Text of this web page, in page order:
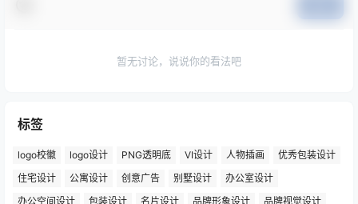
暂无讨论，说说你的看法吧
标签
logo校徽 logo设计 PNG透明底 VI设计 人物插画
优秀包装设计
住宅设计
公寓设计 创意广告 别墅设计
办公室设计
办公空间设计
包装设计 名片设计 品牌形象设计 品牌视觉设计